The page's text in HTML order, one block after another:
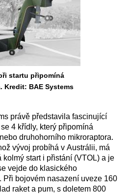
startu připomíná
Kredit: BAE Systems
právě představila fascinující
4 křídly, který připomíná
druhohorního mikroraptora.
vývoj probíhá v Austrálii, má
kolmý start i přistání (VTOL) a je
vejde do klasického
Při bojovém nasazení uveze 160
raket a pum, s doletem 800